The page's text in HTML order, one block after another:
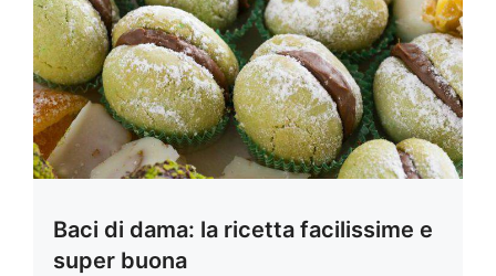
Baci di dama: la ricetta facilissime e
super buona